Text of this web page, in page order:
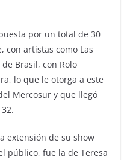
por un total de 30
con artistas como Las
Brasil, con Rolo
lo que le otorga a este
Mercosur y que llegó
extensión de su show
público, fue la de Teresa